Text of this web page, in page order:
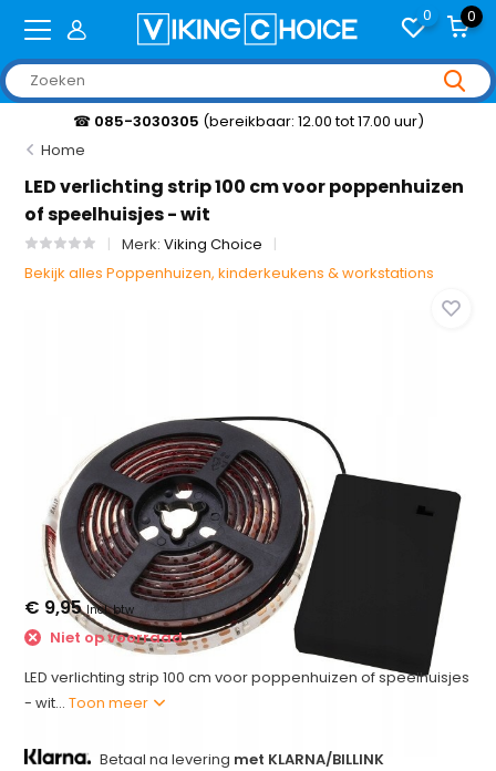
0 0
☎ 085-3030305 (bereikbaar: 12.00 tot 17.00 uur)
Home
LED verlichting strip 100 cm voor poppenhuizen
of speelhuisjes - wit
Merk:Viking Choice
Bekijk alles Poppenhuizen, kinderkeukens & workstations
€ 9,95Incl. btw
Niet op voorraad
LED verlichting strip 100 cm voor poppenhuizen of speelhuisjes
- wit...Toon meer
Betaal na levering met KLARNA/BILLINK